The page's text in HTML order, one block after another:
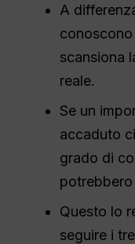
A
scansiona
reale.
Se un
accaduto
grado di
Questo lo
seguire i